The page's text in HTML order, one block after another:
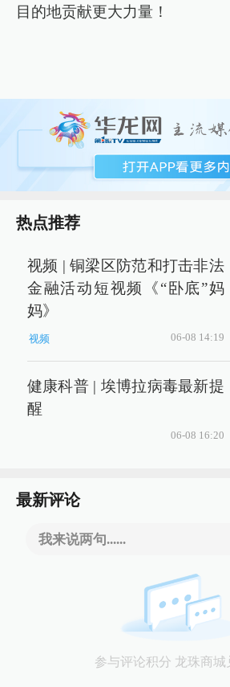
目的地贡献更大力量！
热点推荐
视频 | 铜梁区防范和打击非法
金融活动短视频《“卧底”妈
妈》
视频 06-08 14:19
健康科普 | 埃博拉病毒最新提
醒
06-08 16:20
最新评论
我来说两句......
参与评论积分 龙珠商城